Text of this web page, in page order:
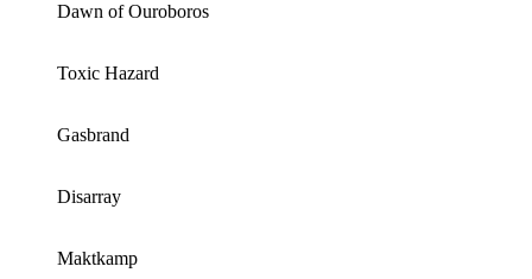
Dawn of Ouroboros
Toxic Hazard
Gasbrand
Disarray
Maktkamp